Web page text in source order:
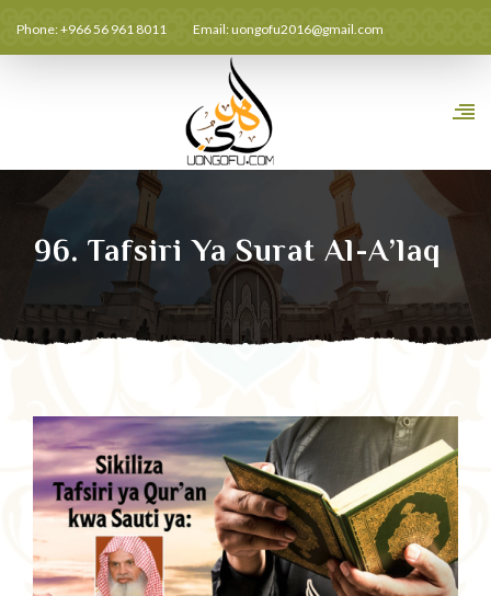
Phone: +966 56 961 8011 Email:uongofu2016@gmail.com
96. Tafsiri Ya Surat Al-A’laq